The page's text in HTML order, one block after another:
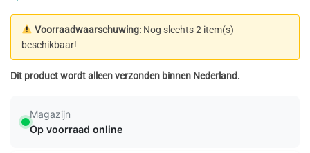
Voorraadwaarschuwing: Nog slechts 2 item(s)
beschikbaar!
Dit product wordt alleen verzonden binnen Nederland.
Magazijn
Op voorraad online